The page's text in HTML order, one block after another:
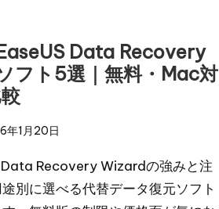
Data Recovery
フト5選｜無料・Mac対
年1月20日
Recovery Wizardの強みと注
別に選べる代替データ復元ソフト